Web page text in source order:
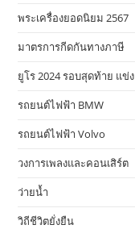
พระเครื่องยอดนิยม 2567
มาตรการกีดกันทางภาษี
ยูโร 2024 รอบสุดท้าย แข่
รถยนต์ไฟฟ้า BMW
รถยนต์ไฟฟ้า Volvo
วงการเพลงและคอนเสิร์ต
ว่ายน้ำ
วิถีชีวิตยั่งยืน